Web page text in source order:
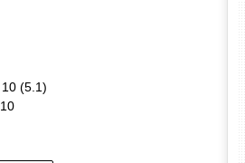
10 (5.1)
10